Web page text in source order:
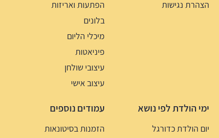
הצהרת נגישות
הפתעות ואריזות
בלונים
מיכלי הליום
פיניאטות
עיצובי שולחן
עיצוב אישי
ימי הולדת לפי נושא
יום הולדת כדורגל
עמודים נוספים
הזמנות בסיטונאות